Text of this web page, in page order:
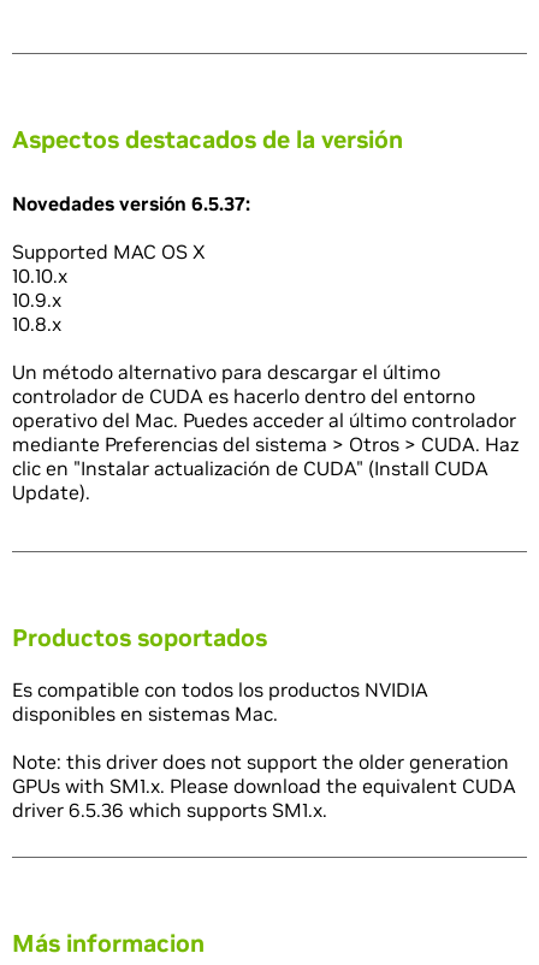
Aspectos destacados de la versión
Novedades versión 6.5.37:
Supported MAC OS X
10.10.x
10.9.x
10.8.x
Un método alternativo para descargar el último
controlador de CUDA es hacerlo dentro del entorno
operativo del Mac. Puedes acceder al último controlador
mediante Preferencias del sistema > Otros > CUDA. Haz
clic en "Instalar actualización de CUDA" (Install CUDA
Update).
Productos soportados
Es compatible con todos los productos NVIDIA
disponibles en sistemas Mac.
Note: this driver does not support the older generation
GPUs with SM1.x. Please download the equivalent CUDA
driver 6.5.36 which supports SM1.x.
Más informacion